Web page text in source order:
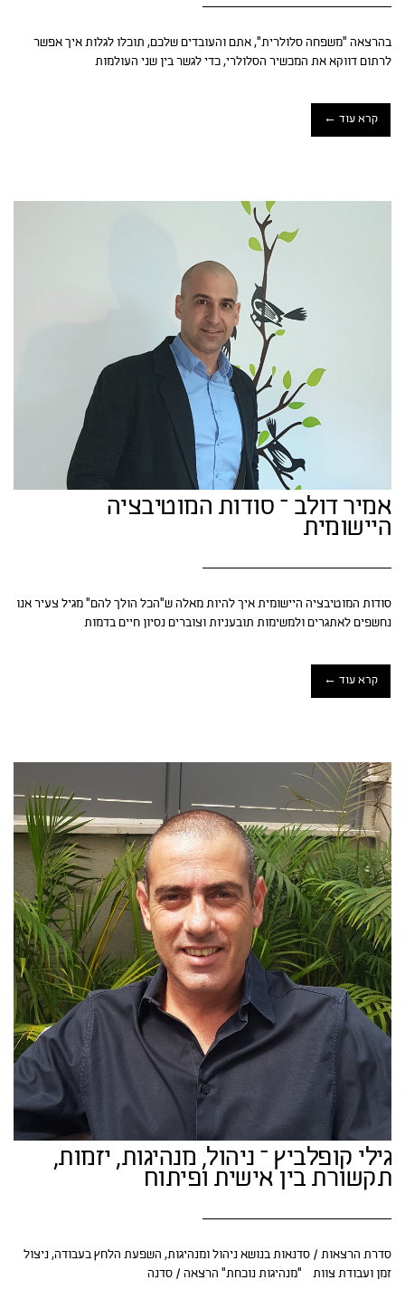
בהרצאה "משפחה סלולרית", אתם והעובדים שלכם, תוכלו לגלות איך אפשר
לרתום דווקא את המכשיר הסלולרי, כדי לגשר בין שני העולמות
קרא עוד ←
אמיר דולב – סודות המוטיבציה
היישומית
סודות המוטיבציה היישומית איך להיות מאלה ש"הכל הולך להם" מגיל צעיר אנו
נחשפים לאתגרים ולמשימות תובעניות וצוברים נסיון חיים בדמות
קרא עוד ←
גילי קופלביץ – ניהול, מנהיגות, יזמות,
תקשורת בין אישית ופיתוח
סדרת הרצאות / סדנאות בנושא ניהול ומנהיגות, השפעת הלחץ בעבודה, ניצול
זמן ועבודת צוות "מנהיגות נוכחת" הרצאה / סדנה